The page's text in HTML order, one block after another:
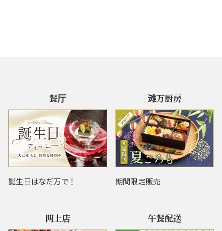
餐厅
誕生日はなだ万で！
滩万厨房
期間限定販売
网上店 午餐配送